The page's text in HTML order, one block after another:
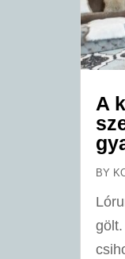
A
BY